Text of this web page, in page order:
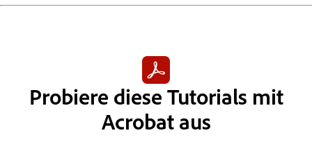
Probiere diese Tutorials mit
Acrobat aus